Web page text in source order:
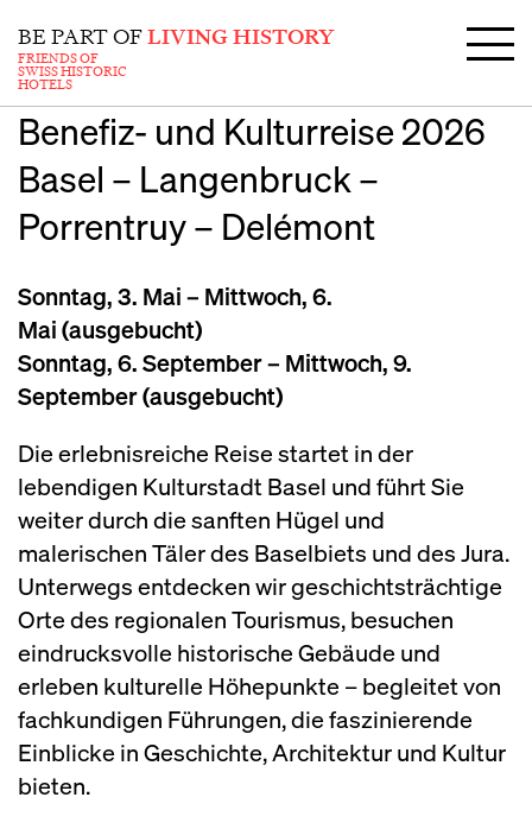
BE PART OFLIVING HISTORY
FRIENDS OF
SWISS HISTORIC
HOTELS
Benefiz- und Kulturreise 2026
Basel – Langenbruck –
Porrentruy – Delémont
Sonntag, 3. Mai – Mittwoch, 6.
Mai (ausgebucht)
Sonntag, 6. September – Mittwoch, 9.
September (ausgebucht)
Die erlebnisreiche Reise startet in der
lebendigen Kulturstadt Basel und führt Sie
weiter durch die sanften Hügel und
malerischen Täler des Baselbiets und des Jura.
Unterwegs entdecken wir geschichtsträchtige
Orte des regionalen Tourismus, besuchen
eindrucksvolle historische Gebäude und
erleben kulturelle Höhepunkte – begleitet von
fachkundigen Führungen, die faszinierende
Einblicke in Geschichte, Architektur und Kultur
bieten.